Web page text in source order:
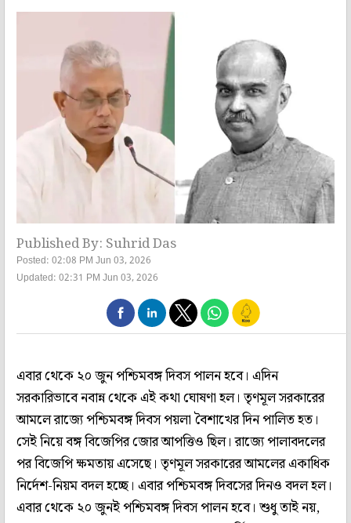
Published By: Suhrid Das
Posted: 02:08 PM Jun 03, 2026
Updated: 02:31 PM Jun 03, 2026
এবার থেকে ২০ জুন পশ্চিমবঙ্গ দিবস পালন হবে। এদিন
সরকারিভাবে নবান্ন থেকে এই কথা ঘোষণা হল। তৃণমূল সরকারের
আমলে রাজ্যে পশ্চিমবঙ্গ দিবস পয়লা বৈশাখের দিন পালিত হত।
সেই নিয়ে বঙ্গ বিজেপির জোর আপত্তিও ছিল। রাজ্যে পালাবদলের
পর বিজেপি ক্ষমতায় এসেছে। তৃণমূল সরকারের আমলের একাধিক
নির্দেশ-নিয়ম বদল হচ্ছে। এবার পশ্চিমবঙ্গ দিবসের দিনও বদল হল।
এবার থেকে ২০ জুনই পশ্চিমবঙ্গ দিবস পালন হবে। শুধু তাই নয়,